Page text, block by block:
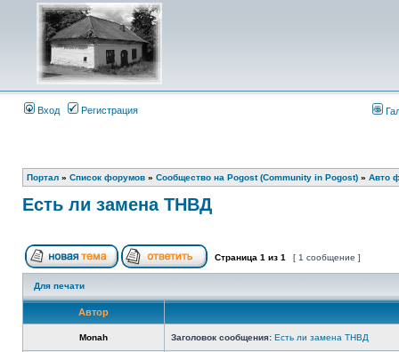
Вход Регистрация
Портал » Список форумов » Сообщество на Pogost (Community in Pogost) » Авто
Есть ли замена ТНВД
Страница 1 из 1 [ 1 сообщение ]
Для печати
Автор
Monah Заголовок сообщения: Есть ли замена ТНВД